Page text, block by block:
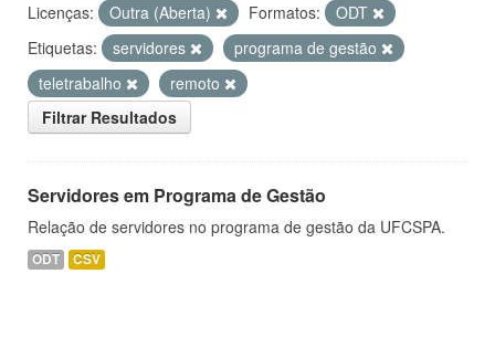
Licenças: Outra (Aberta) Formatos:
ODT
Etiquetas:
servidores
programa de gestão
teletrabalho
remoto
Filtrar Resultados
Servidores em Programa de Gestão
Relação de servidores no programa de gestão da UFCSPA.
ODT CSV